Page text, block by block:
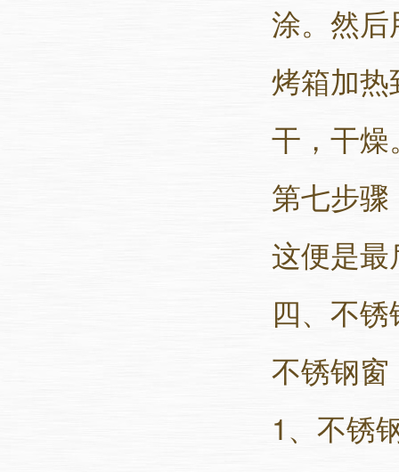
涂。然
烤箱加
干，干燥
第七步骤
这便是
四、不
不锈钢窗
1、 不锈